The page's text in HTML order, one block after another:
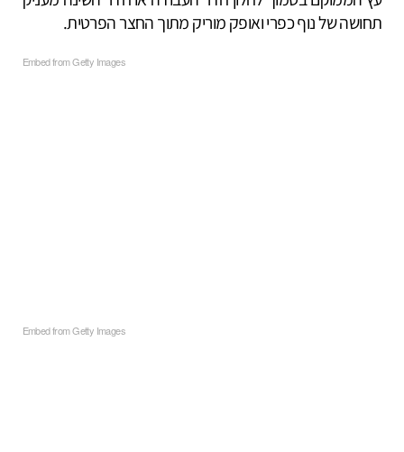
תחושה של נוף כפרי ואופק מוריק מתוך החצר הפרטית.
Embed from Getty Images
Embed from Getty Images